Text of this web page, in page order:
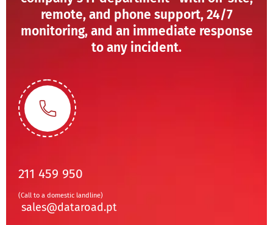
remote, and phone support, 24/7
monitoring, and an immediate response
to any incident.
211 459 950
(Call to a domestic landline)
sales@dataroad.pt